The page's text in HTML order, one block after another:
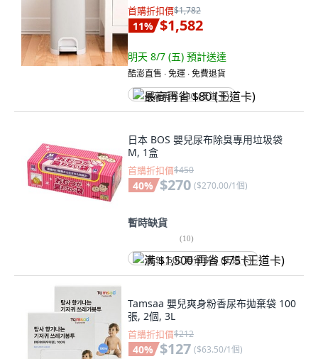
首購折扣價$1,782
11% $1,582
明天 8/7 (五) 預計送達
酷澎直售 ∙ 免運 ∙ 免費退貨
最高再省 $80 (王道卡)
日本 BOS 嬰兒尿布除臭專用垃圾袋
M, 1盒
首購折扣價$450
40% $270 ($270.00/1個)
暫時缺貨
(10)
满 $1,500 再省 $75 (王道卡)
Tamsaa 嬰兒爽身粉香尿布拋棄袋 100
張, 2個, 3L
首購折扣價$212
40% $127 ($63.50/1個)